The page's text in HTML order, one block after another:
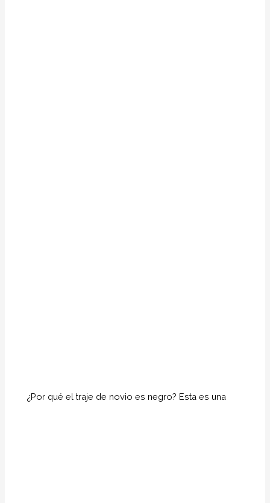
¿Por qué el traje de novio es negro? Esta es una